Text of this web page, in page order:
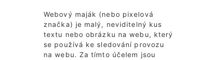
Webový maják (nebo pixelová
značka) je malý, neviditelný kus
textu nebo obrázku na webu, který
se používá ke sledování provozu
na webu. Za tímto účelem jsou